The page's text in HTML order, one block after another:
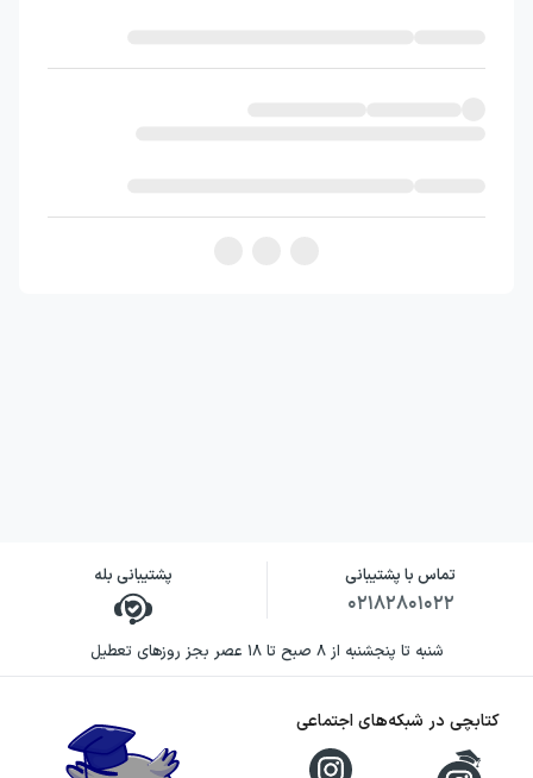
تماس با پشتیبانی
۰۲۱۸۲۸۰۱۰۲۲
پشتیبانی بله
شنبه تا پنجشنبه از ۸ صبح تا ۱۸ عصر بجز روزهای تعطیل
کتابچی در شبکه‌های اجتماعی